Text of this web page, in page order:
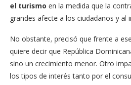
el turismo en la medida que la
grandes afecte a los ciudadanos y al
No obstante, precisó que frente a
quiere decir que República
sino un crecimiento menor. Otro
los tipos de interés tanto por el